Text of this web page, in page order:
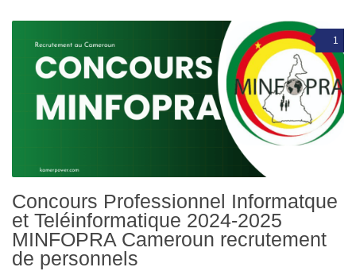
1
Concours Professionnel Informatque
et Teléinformatique 2024-2025
MINFOPRA Cameroun recrutement
de personnels